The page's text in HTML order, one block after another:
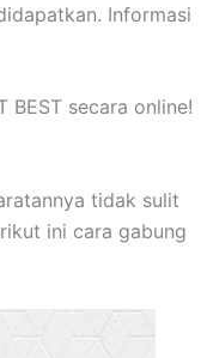
Informasi
secara online!
tidak sulit
ini cara gabung